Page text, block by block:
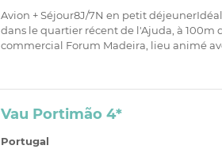
Avion + Séjour8J/7N en petit
dans le quartier récent de l'Ajuda, à 100m
commercial Forum Madeira, lieu animé
Vau Portimão 4*
Portugal